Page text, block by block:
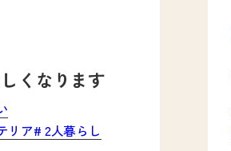
くなります
リア
2人暮らし